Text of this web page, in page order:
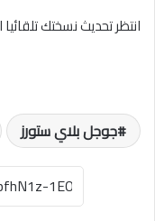
انتظر تحديث نسختك
جوجل بلاي ستورز